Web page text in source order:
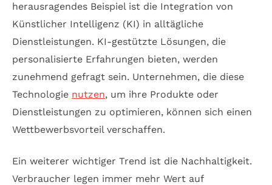
herausragendes Beispiel ist die Integration von
Künstlicher Intelligenz (KI) in alltägliche
Dienstleistungen. KI-gestützte Lösungen, die
personalisierte Erfahrungen bieten, werden
zunehmend gefragt sein. Unternehmen, die diese
Technologie nutzen, um ihre Produkte oder
Dienstleistungen zu optimieren, können sich einen
Wettbewerbsvorteil verschaffen.
Ein weiterer wichtiger Trend ist die Nachhaltigkeit.
Verbraucher legen immer mehr Wert auf